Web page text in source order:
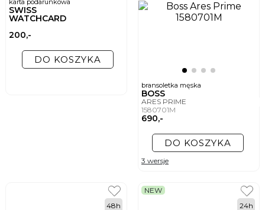
SWISS
WATCHCARD
200,-
DO KOSZYKA
bransoletka męska
BOSS
ARES PRIME
1580701M
690,-
DO KOSZYKA
3 wersje
48h
NEW
24h